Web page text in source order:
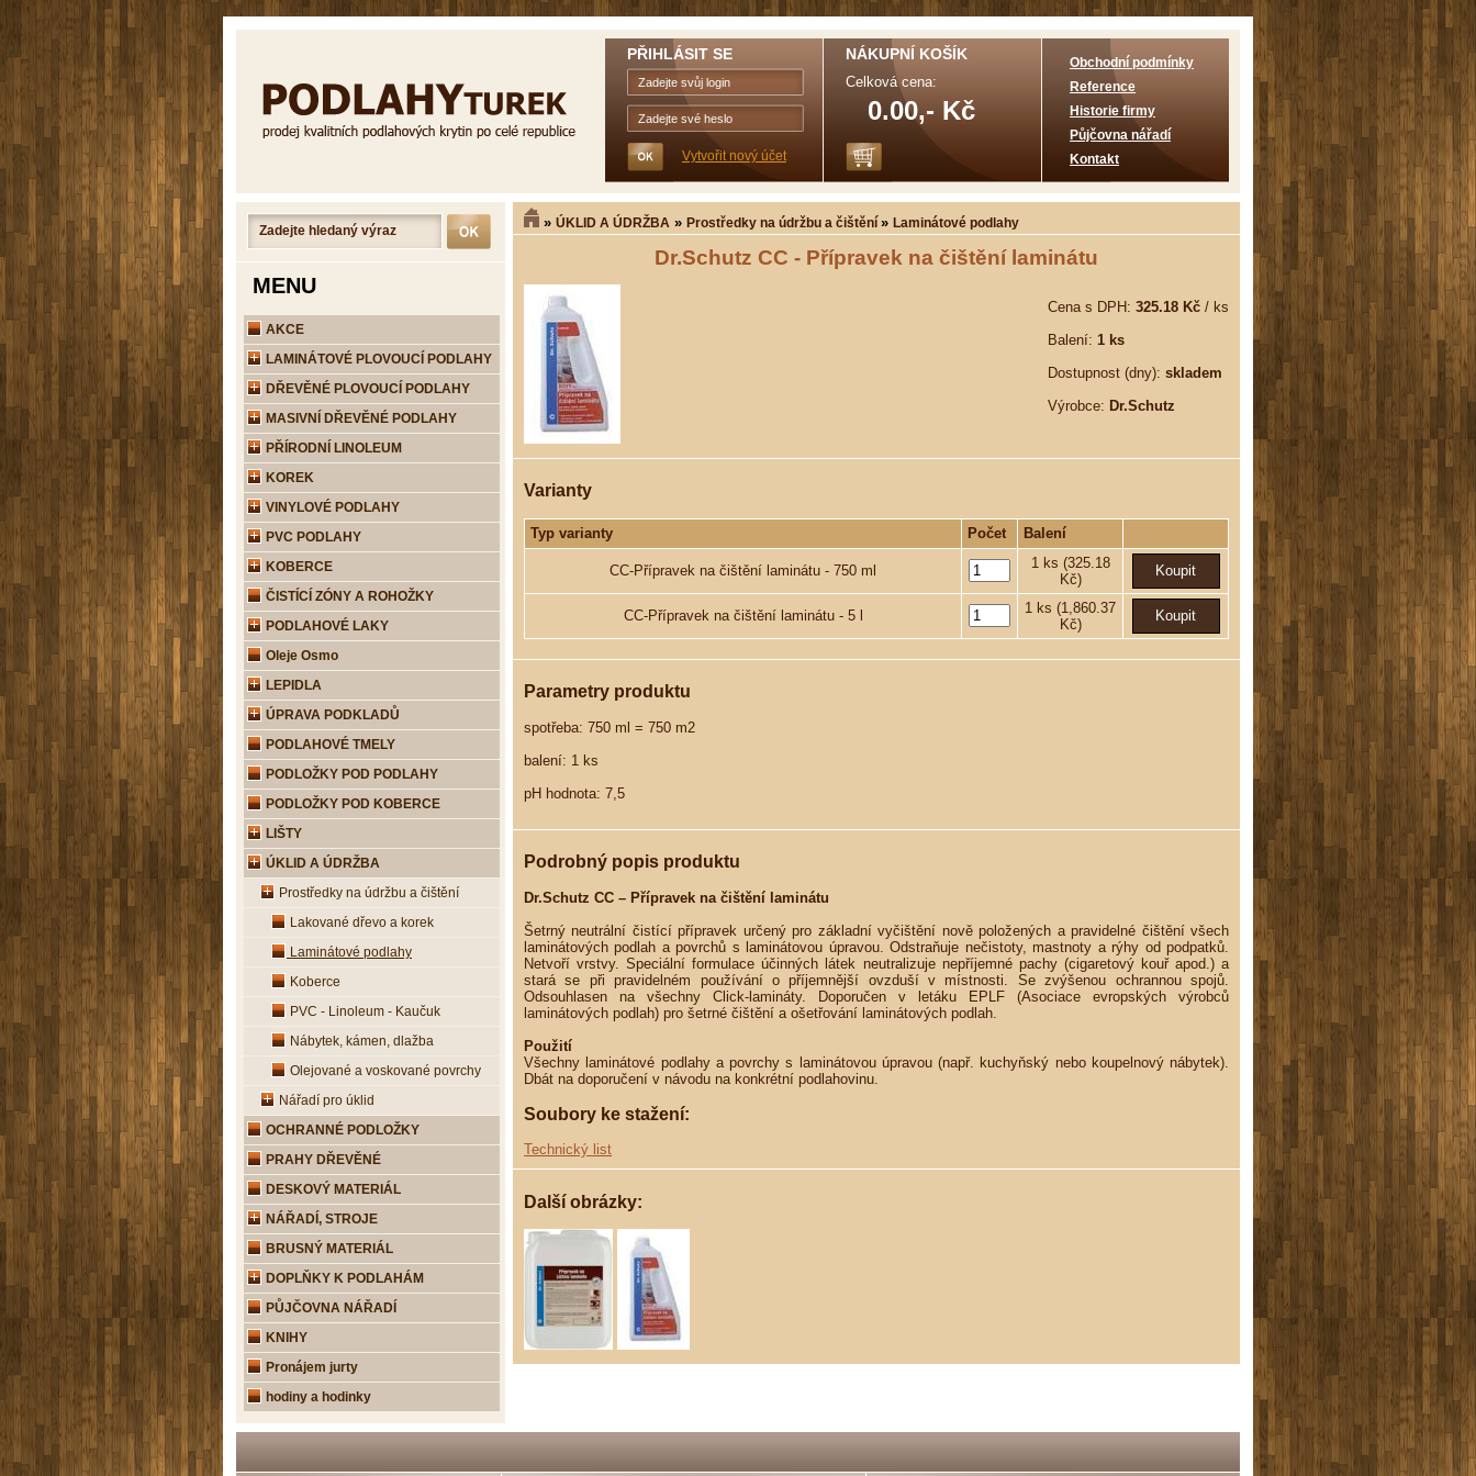
» ÚKLID A ÚDRŽBA » Prostředky na údržbu a čištění » Laminátové podlahy
Dr.Schutz CC - Přípravek na čištění laminátu
Cena s DPH: 325.18 Kč / ks
Balení: 1 ks
Dostupnost (dny): skladem
Výrobce: Dr.Schutz
Varianty
Typ varianty Počet Balení
CC-Přípravek na čištění laminátu - 750 ml 1 ks (325.18
Kč)
CC-Přípravek na čištění laminátu - 5 l 1 ks (1,860.37
Kč)
Parametry produktu
spotřeba: 750 ml = 750 m2
balení: 1 ks
pH hodnota: 7,5
Podrobný popis produktu
Dr.Schutz CC – Přípravek na čištění laminátu
Šetrný neutrální čistící přípravek určený pro základní vyčištění nově položených a pravidelné čištění všech
laminátových podlah a povrchů s laminátovou úpravou. Odstraňuje nečistoty, mastnoty a rýhy od podpatků.
Netvoří vrstvy. Speciální formulace účinných látek neutralizuje nepříjemné pachy (cigaretový kouř apod.) a
stará se při pravidelném používání o příjemnější ovzduší v místnosti. Se zvýšenou ochrannou spojů.
Odsouhlasen na všechny Click-lamináty. Doporučen v letáku EPLF (Asociace evropských výrobců
laminátových podlah) pro šetrné čištění a ošetřování laminátových podlah.
Použití
Všechny laminátové podlahy a povrchy s laminátovou úpravou (např. kuchyňský nebo koupelnový nábytek).
Dbát na doporučení v návodu na konkrétní podlahovinu.
Soubory ke stažení:
Technický list
Další obrázky:
PŘIHLÁSIT SE
Vytvořit nový účet
NÁKUPNÍ KOŠÍK
Celková cena:
0.00,- Kč
Obchodní podmínky
Reference
Historie firmy
Půjčovna nářadí
Kontakt
MENU
AKCE
LAMINÁTOVÉ PLOVOUCÍ PODLAHY
DŘEVĚNÉ PLOVOUCÍ PODLAHY
MASIVNÍ DŘEVĚNÉ PODLAHY
PŘÍRODNÍ LINOLEUM
KOREK
VINYLOVÉ PODLAHY
PVC PODLAHY
KOBERCE
ČISTÍCÍ ZÓNY A ROHOŽKY
PODLAHOVÉ LAKY
Oleje Osmo
LEPIDLA
ÚPRAVA PODKLADŮ
PODLAHOVÉ TMELY
PODLOŽKY POD PODLAHY
PODLOŽKY POD KOBERCE
LIŠTY
ÚKLID A ÚDRŽBA
Prostředky na údržbu a čištění
Lakované dřevo a korek
Laminátové podlahy
Koberce
PVC - Linoleum - Kaučuk
Nábytek, kámen, dlažba
Olejované a voskované povrchy
Nářadí pro úklid
OCHRANNÉ PODLOŽKY
PRAHY DŘEVĚNÉ
DESKOVÝ MATERIÁL
NÁŘADÍ, STROJE
BRUSNÝ MATERIÁL
DOPLŇKY K PODLAHÁM
PŮJČOVNA NÁŘADÍ
KNIHY
Pronájem jurty
hodiny a hodinky